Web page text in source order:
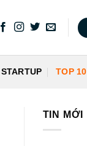
STARTUP TOP 10
TIN MỚI